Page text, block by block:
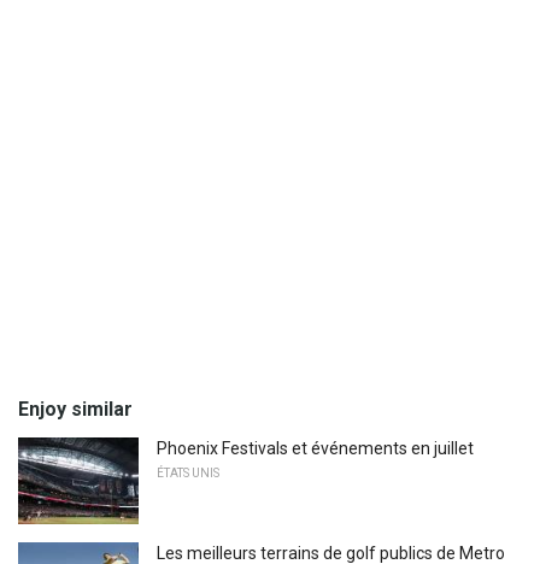
Enjoy similar
Phoenix Festivals et événements en juillet
ÉTATS UNIS
Les meilleurs terrains de golf publics de Metro